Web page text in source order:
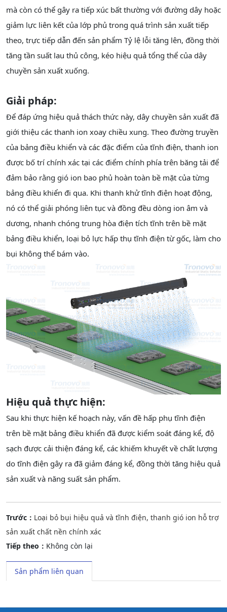
mà còn có thể gây ra tiếp xúc bất thường với đường dây hoặc
giảm lực liên kết của lớp phủ trong quá trình sản xuất tiếp
theo, trực tiếp dẫn đến sản phẩm Tỷ lệ lỗi tăng lên, đồng thời
tăng tần suất lau thủ công, kéo hiệu quả tổng thể của dây
chuyền sản xuất xuống.
Giải pháp:
Để đáp ứng hiệu quả thách thức này, dây chuyền sản xuất đã
giới thiệu các thanh ion xoay chiều xung. Theo đường truyền
của bảng điều khiển và các đặc điểm của tĩnh điện, thanh ion
được bố trí chính xác tại các điểm chính phía trên băng tải để
đảm bảo rằng gió ion bao phủ hoàn toàn bề mặt của từng
bảng điều khiển đi qua. Khi thanh khử tĩnh điện hoạt động,
nó có thể giải phóng liên tục và đồng đều dòng ion âm và
dương, nhanh chóng trung hòa điện tích tĩnh trên bề mặt
bảng điều khiển, loại bỏ lực hấp thụ tĩnh điện từ gốc, làm cho
bụi không thể bám vào.
Hiệu quả thực hiện:
Sau khi thực hiện kế hoạch này, vấn đề hấp phụ tĩnh điện
trên bề mặt bảng điều khiển đã được kiểm soát đáng kể, độ
sạch được cải thiện đáng kể, các khiếm khuyết về chất lượng
do tĩnh điện gây ra đã giảm đáng kể, đồng thời tăng hiệu quả
sản xuất và năng suất sản phẩm.
Trước： Loại bỏ bụi hiệu quả và tĩnh điện, thanh gió ion hỗ trợ
sản xuất chất nền chính xác
Tiếp theo： Không còn lại
Sản phẩm liên quan